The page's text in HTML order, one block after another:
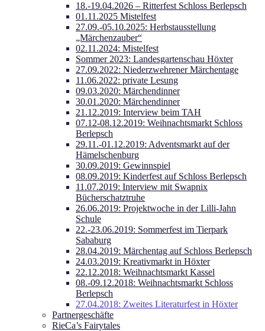
18.-19.04.2026 – Ritterfest Schloss Berlepsch
01.11.2025 Mistelfest
27.09.-05.10.2025: Herbstausstellung
„Märchenzauber“
02.11.2024: Mistelfest
Sommer 2023: Landesgartenschau Höxter
27.09.2022: Niederzwehrener Märchentage
11.06.2022: private Lesung
09.03.2020: Märchendinner
30.01.2020: Märchendinner
21.12.2019: Interview beim TAH
07.12-08.12.2019: Weihnachtsmarkt Schloss
Berlepsch
29.11.-01.12.2019: Adventsmarkt auf der
Hämelschenburg
30.09.2019: Gewinnspiel
08.09.2019: Kinderfest auf Schloss Berlepsch
11.07.2019: Interview mit Swapnix
Bücherschatztruhe
26.06.2019: Projektwoche in der Lilli-Jahn
Schule
22.-23.06.2019: Sommerfest im Tierpark
Sababurg
28.04.2019: Märchentag auf Schloss Berlepsch
24.03.2019: Kreativmarkt in Höxter
22.12.2018: Weihnachtsmarkt Kassel
08.-09.12.2018: Weihnachtsmarkt Schloss
Berlepsch
27.04.2018: Zweites Literaturfest in Höxter
Partnergeschäfte
RieCa’s Fairytales